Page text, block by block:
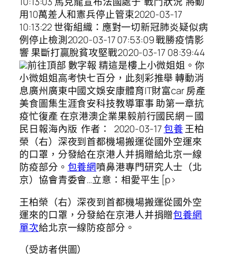
用10萬差人和憲兵停止管束2020-03-17
10:13:22 世衛組織：應對一切新冠肺炎疑似病
例停止檢測2020-03-17 07:53:09 戰勝疫情影
響 果斷打贏脫貧攻堅戰2020-03-17 08:39:44
前往頂部 數字報 精這是樓上小微姐姐。你
小微姐姐高考快七百分，此刻彩推舉 轉動消
息廣州廣東中國文娛安康體育IT財富car 房產
美食圖集生涯食安科技教導軍事 助第一章抗
疫忙復產 在京港澳企業果毅前行國民網－國
民日報海內版 作者： 2020-03-17包養王柏
榮（右）深夜到首都機場搬運從國外空運來
的口罩，分發給在京港人并捐贈給北京一線
防疫部分。 包養網噴鼻港專門研究人士（北
京）協會青委會…立意：相愛平生 [p>
王柏榮（右）深夜到首都機場搬運從國外空
運來的口罩，分發給在京港人并捐贈包養網
單次給北京一線防疫部分。
（受訪者供圖）